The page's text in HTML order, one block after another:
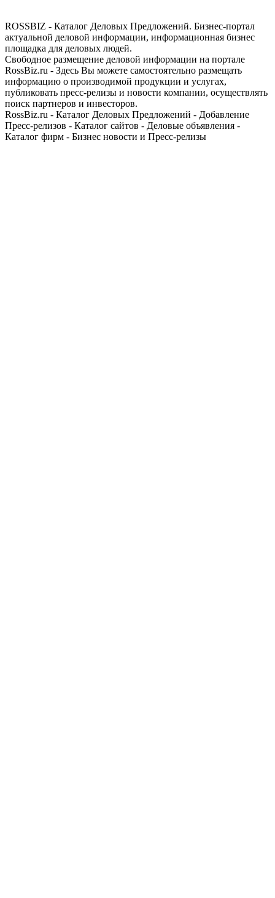
ROSSBIZ - Каталог Деловых Предложений. Бизнес-портал
актуальной деловой информации, информационная бизнес
площадка для деловых людей.
Свободное размещение деловой информации на портале
RossBiz.ru - Здесь Вы можете самостоятельно размещать
информацию о производимой продукции и услугах,
публиковать пресс-релизы и новости компании, осуществлять
поиск партнеров и инвесторов.
RossBiz.ru - Каталог Деловых Предложений - Добавление
Пресс-релизов - Каталог сайтов - Деловые объявления -
Каталог фирм - Бизнес новости и Пресс-релизы